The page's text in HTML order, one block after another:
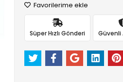
Favorilerime ekle
Süper Hızlı Gönderi Güvenli